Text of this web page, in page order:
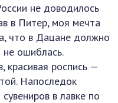
не доводилось
в Питер, моя мечта
что в Дацане должно
ошиблась.
красивая роспись —
Напоследок
в лавке по